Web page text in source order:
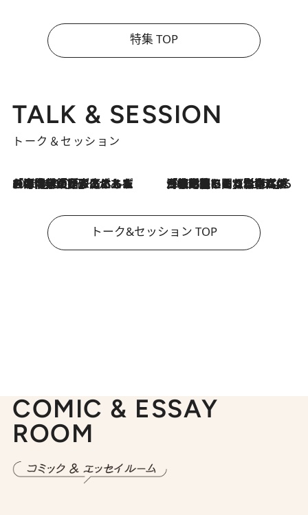
特集 TOP
TALK & SESSION
トーク＆セッション
2026.8.3
「今後値上げがあるとすれば…」「リスクがあるのは今年の冬」エネルギー専門家が語る、ホルムズ海峡封鎖が家庭にもたらす“ある心配” 2026.8.3
「住宅建てられない…」「サーチャージ料の高値が続いている」ホルムズ海峡封鎖による影響はいつまで続く？《エネルギー専門家に聞く“どうなる日本の暮らし”》
トーク&セッション TOP
COMIC & ESSAY
ROOM